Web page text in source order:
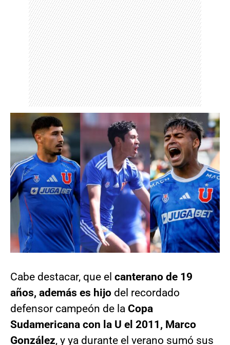
Cabe destacar, que el canterano de 19
años, además es hijo del recordado
defensor campeón de la Copa
Sudamericana con la U el 2011, Marco
González, y ya durante el verano sumó sus